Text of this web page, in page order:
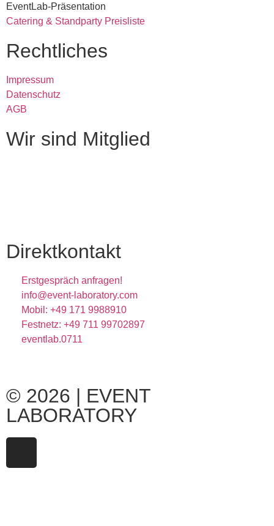
EventLab-Präsentation
Catering & Standparty Preisliste
Rechtliches
Impressum
Datenschutz
AGB
Wir sind Mitglied
Direktkontakt
Erstgespräch anfragen!
info@event-laboratory.com
Mobil: +49 171 9988910
Festnetz: +49 711 99702897
eventlab.0711
© 2026 | EVENT
LABORATORY